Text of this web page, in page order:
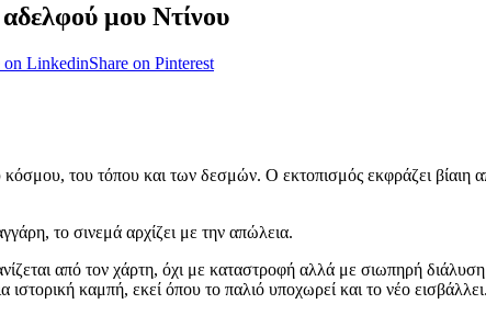
μου Ντίνου
on LinkedinShare on Pinterest
του τόπου και των δεσμών. Ο εκτοπισμός εκφράζει βίαιη
το σινεμά αρχίζει με την απώλεια.
από τον χάρτη, όχι με καταστροφή αλλά με σιωπηρή
καμπή, εκεί όπου το παλιό υποχωρεί και το νέο